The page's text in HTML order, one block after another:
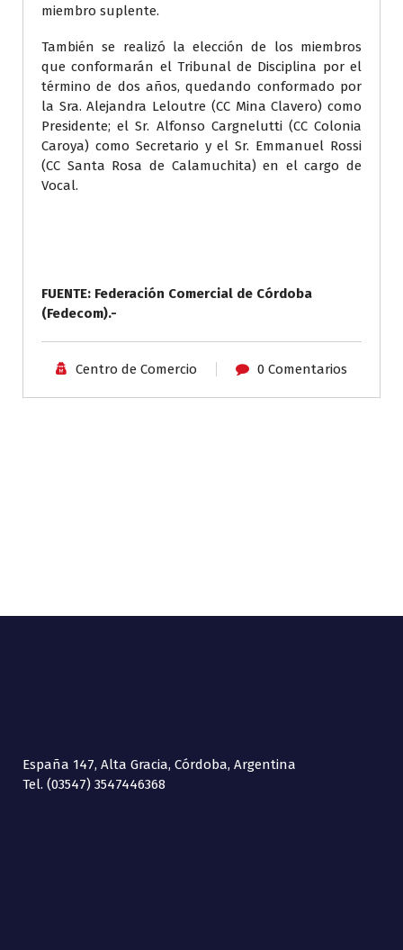
miembro suplente.
También se realizó la elección de los miembros
que conformarán el Tribunal de Disciplina por el
término de dos años, quedando conformado por
la Sra. Alejandra Leloutre (CC Mina Clavero) como
Presidente; el Sr. Alfonso Cargnelutti (CC Colonia
Caroya) como Secretario y el Sr. Emmanuel Rossi
(CC Santa Rosa de Calamuchita) en el cargo de
Vocal.
FUENTE: Federación Comercial de Córdoba
(Fedecom).-
Centro de Comercio 0 Comentarios
España 147, Alta Gracia, Córdoba, Argentina
Tel. (03547) 3547446368